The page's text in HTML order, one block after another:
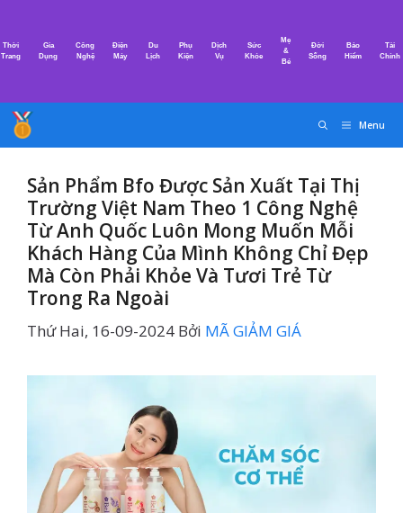
nội
Thời
Trang
Gia
Dụng
Công
Nghệ
Điện
Máy
Du
Lịch
Phụ
Kiện
Dịch
Vụ
Sức
Khỏe
Mẹ
&
Bé
Đời
Sống
Bảo
Hiểm
Tài
Chính
Menu
Sản Phẩm Bfo Được Sản Xuất Tại Thị
Trường Việt Nam Theo 1 Công Nghệ
Từ Anh Quốc Luôn Mong Muốn Mỗi
Khách Hàng Của Mình Không Chỉ Đẹp
Mà Còn Phải Khỏe Và Tươi Trẻ Từ
Trong Ra Ngoài
Thứ Hai, 16-09-2024 Bởi MÃ GIẢM GIÁ